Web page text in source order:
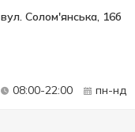
вул. Солом'янська, 16б
08:00-22:00 пн-нд